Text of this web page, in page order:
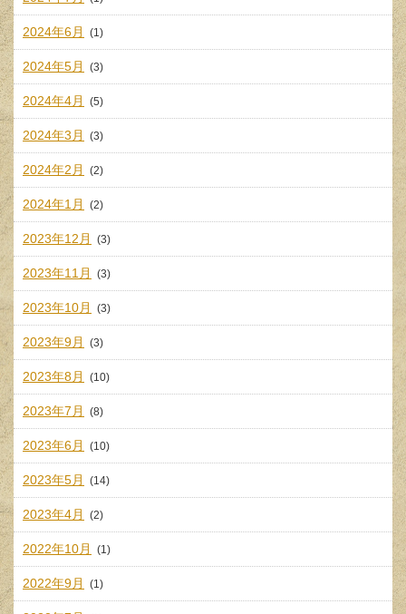
2024年6月 (1)
2024年5月 (3)
2024年4月 (5)
2024年3月 (3)
2024年2月 (2)
2024年1月 (2)
2023年12月 (3)
2023年11月 (3)
2023年10月 (3)
2023年9月 (3)
2023年8月 (10)
2023年7月 (8)
2023年6月 (10)
2023年5月 (14)
2023年4月 (2)
2022年10月 (1)
2022年9月 (1)